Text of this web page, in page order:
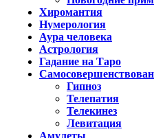
Хиромантия
Нумерология
Аура человека
Астрология
Гадание на Таро
Гипноз
Телепатия
Телекинез
Левитация
Амулеты